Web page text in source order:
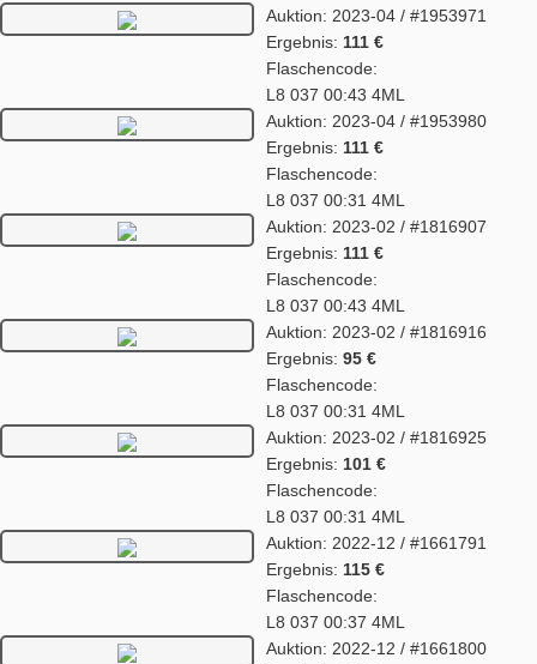
Auktion: 2023-04 / #1953971
Ergebnis: 111 €
Flaschencode:
L8 037 00:43 4ML
Auktion: 2023-04 / #1953980
Ergebnis: 111 €
Flaschencode:
L8 037 00:31 4ML
Auktion: 2023-02 / #1816907
Ergebnis: 111 €
Flaschencode:
L8 037 00:43 4ML
Auktion: 2023-02 / #1816916
Ergebnis: 95 €
Flaschencode:
L8 037 00:31 4ML
Auktion: 2023-02 / #1816925
Ergebnis: 101 €
Flaschencode:
L8 037 00:31 4ML
Auktion: 2022-12 / #1661791
Ergebnis: 115 €
Flaschencode:
L8 037 00:37 4ML
Auktion: 2022-12 / #1661800